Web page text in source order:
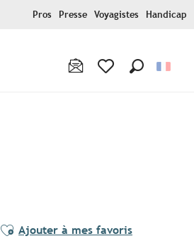
Pros Presse Voyagistes Handicap
Ajouter aux favoris
Ajouter à mes favoris